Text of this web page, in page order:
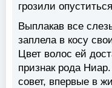
грозили
Выплакав все
заплела в косу
Цвет волос ей
признак рода
совет, впервые в